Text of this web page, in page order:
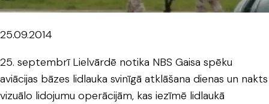
25.09.2014
25. septembrī Lielvārdē notika NBS Gaisa spēku
aviācijas bāzes lidlauka svinīgā atklāšana dienas un nakts
vizuālo lidojumu operācijām, kas iezīmē lidlaukā